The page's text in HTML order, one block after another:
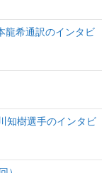
龍希通訳のインタビ
知樹選手のインタビ